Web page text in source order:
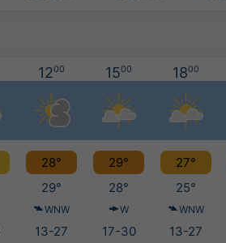
1200 1500 1800
28° 29° 27°
29° 28° 25°
WNW W WNW
13-27 17-30 13-27